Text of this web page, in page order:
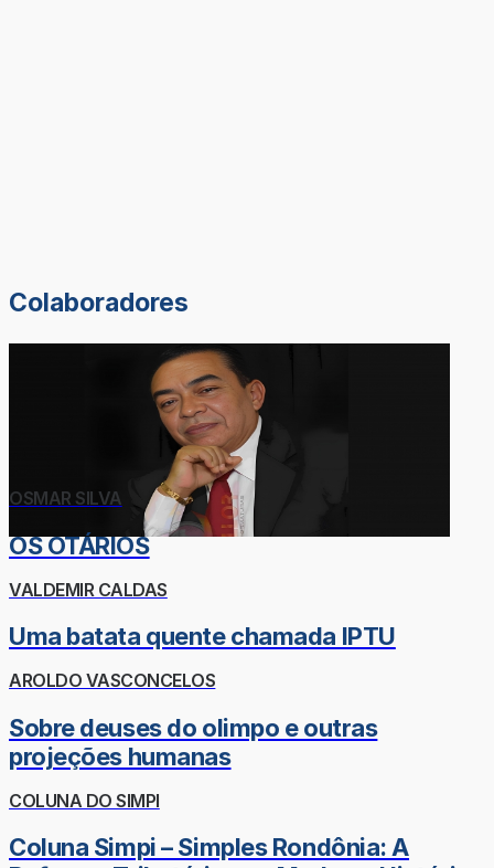
Colaboradores
OSMAR SILVA
OS OTÁRIOS
VALDEMIR CALDAS
Uma batata quente chamada IPTU
AROLDO VASCONCELOS
Sobre deuses do olimpo e outras
projeções humanas
COLUNA DO SIMPI
Coluna Simpi – Simples Rondônia: A